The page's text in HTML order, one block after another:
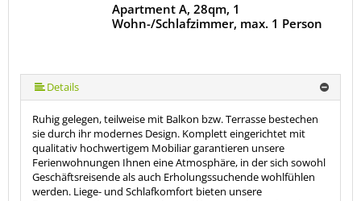
Apartment A, 28qm, 1
Wohn-/Schlafzimmer, max. 1 Person
Details
Ruhig gelegen, teilweise mit Balkon bzw. Terrasse bestechen
sie durch ihr modernes Design. Komplett eingerichtet mit
qualitativ hochwertigem Mobiliar garantieren unsere
Ferienwohnungen Ihnen eine Atmosphäre, in der sich sowohl
Geschäftsreisende als auch Erholungssuchende wohlfühlen
werden. Liege- und Schlafkomfort bieten unsere